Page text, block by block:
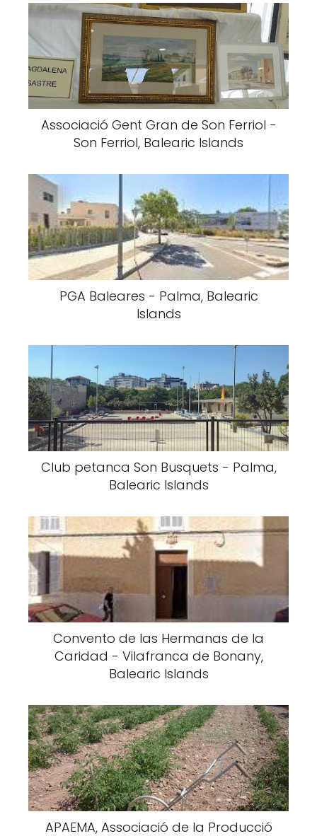
Associació Gent Gran de Son Ferriol -
Son Ferriol, Balearic Islands
PGA Baleares - Palma, Balearic
Islands
Club petanca Son Busquets - Palma,
Balearic Islands
Convento de las Hermanas de la
Caridad - Vilafranca de Bonany,
Balearic Islands
APAEMA, Associació de la Producció